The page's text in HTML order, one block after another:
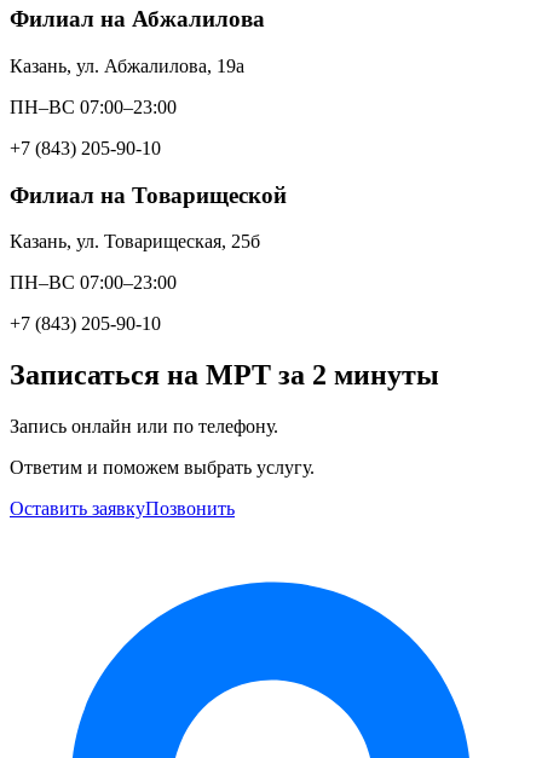
Филиал на Абжалилова
Казань, ул. Абжалилова, 19а
ПН–ВС 07:00–23:00
+7 (843) 205-90-10
Филиал на Товарищеской
Казань, ул. Товарищеская, 25б
ПН–ВС 07:00–23:00
+7 (843) 205-90-10
Записаться на МРТ за 2 минуты
Запись онлайн или по телефону.
Ответим и поможем выбрать услугу.
Оставить заявкуПозвонить